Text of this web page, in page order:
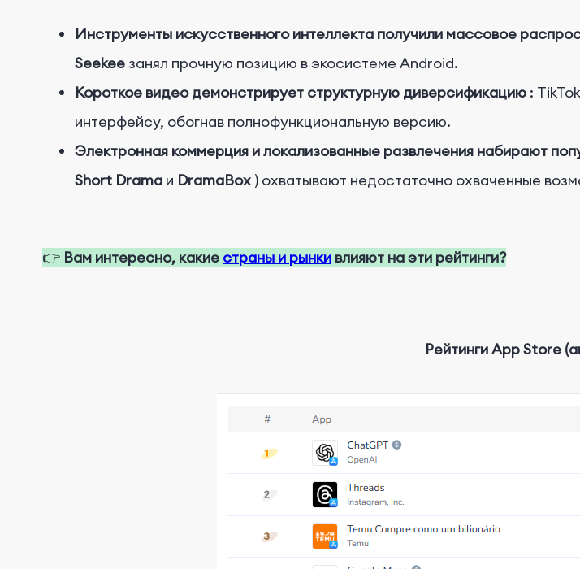
Инструменты искусственного интеллекта получили массовое
Seekee занял прочную позицию в экосистеме Android.
Короткое видео демонстрирует структурную диверсификацию :
интерфейсу, обогнав полнофункциональную версию.
Электронная коммерция и локализованные развлечения набирают
Short Drama и DramaBox ) охватывают недостаточно охваченные
👉 Вам интересно, какие страны и рынки влияют на эти рейтинги?
Рейтинги App Store